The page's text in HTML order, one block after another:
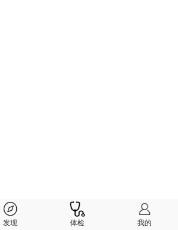
发现 体检 我的